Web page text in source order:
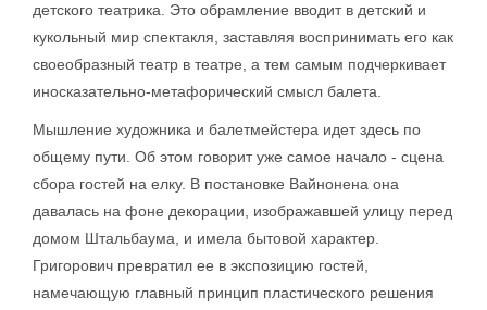
детского театрика. Это обрамление вводит в детский и
кукольный мир спектакля, заставляя воспринимать его как
своеобразный театр в театре, а тем самым подчеркивает
иносказательно-метафорический смысл балета.
Мышление художника и балетмейстера идет здесь по
общему пути. Об этом говорит уже самое начало - сцена
сбора гостей на елку. В постановке Вайнонена она
давалась на фоне декорации, изображавшей улицу перед
домом Штальбаума, и имела бытовой характер.
Григорович превратил ее в экспозицию гостей,
намечающую главный принцип пластического решения